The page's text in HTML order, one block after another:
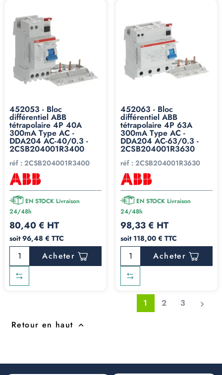
452053 - Bloc
différentiel ABB
tétrapolaire 4P 40A
300mA Type AC -
DDA204 AC-40/0.3 -
2CSB204001R3400
réf : 2CSB204001R3400
EN STOCK Livraison
24/48h
80,40 € HT
soit 96,48 € TTC
Acheter
452063 - Bloc
différentiel ABB
tétrapolaire 4P 63A
300mA Type AC -
DDA204 AC-63/0.3 -
2CSB204001R3630
réf : 2CSB204001R3630
EN STOCK Livraison
24/48h
98,33 € HT
soit 118,00 € TTC
Acheter
1 2 3 
Retour en haut 